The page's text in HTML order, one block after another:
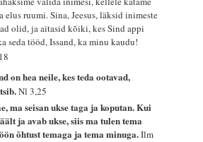
elus ruumi. Sina, Jeesus, läksid inimeste
olid, ja aitasid kõiki, kes Sind appi
seda tööd, Issand, ka minu kaudu!
on hea neile, kes teda ootavad,
Nl 3,25
ma seisan ukse taga ja koputan. Kui
ja avab ukse, siis ma tulen tema
õhtust temaga ja tema minuga.Ilm